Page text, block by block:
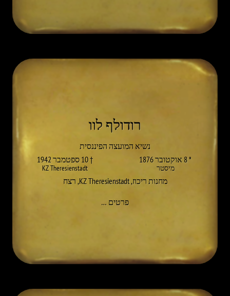
רודולף לוו
נשיא המועצה הפיננסית
* 8 אוקטובר 1876
מיסטר
† 10 ספטמבר 1942
KZ Theresienstadt
מחנות ריכוז,
KZ Theresienstadt
,רצח
פרטים …